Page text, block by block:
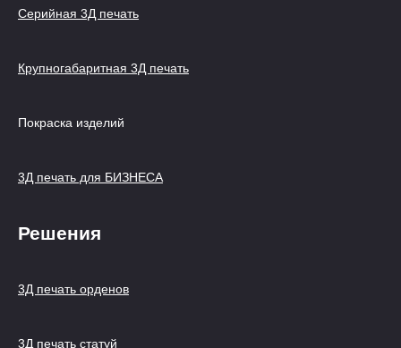
Серийная 3Д печать
Крупногабаритная 3Д печать
Покраска изделий
3Д печать для БИЗНЕСА
Решения
3Д печать орденов
3Д печать статуй